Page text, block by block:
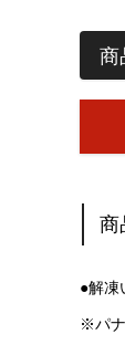
商
商
●解凍
※パナ